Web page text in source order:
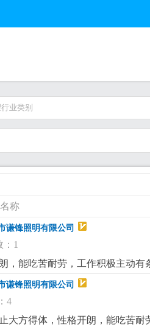
业类别
称
谦锋照明有限公司
：1
，能吃苦耐劳，工作积极主动
;3.从事led灯饰行业者优先，
谦锋照明有限公司
4
大方得体，性格开朗，能吃苦